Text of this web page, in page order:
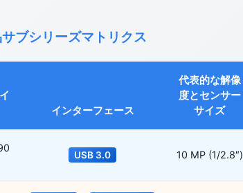
ブシリーズマトリクス
インターフェース
代表的な解像
度とセンサー
サイズ
USB 3.0 10 MP (1/2.8″)